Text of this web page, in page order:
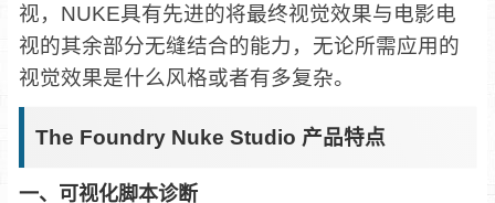
视，NUKE具有先进的将最终视觉效果与电影电
视的其余部分无缝结合的能力，无论所需应用的
视觉效果是什么风格或者有多复杂。
The Foundry Nuke Studio 产品特点
一、可视化脚本诊断